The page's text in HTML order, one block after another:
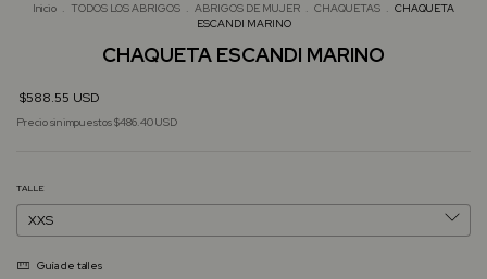
Inicio . TODOS LOS ABRIGOS . ABRIGOS DE MUJER . CHAQUETAS . CHAQUETA
ESCANDI MARINO
CHAQUETA ESCANDI MARINO
$588.55 USD
Precio sin impuestos$486.40 USD
TALLE
Guía de talles